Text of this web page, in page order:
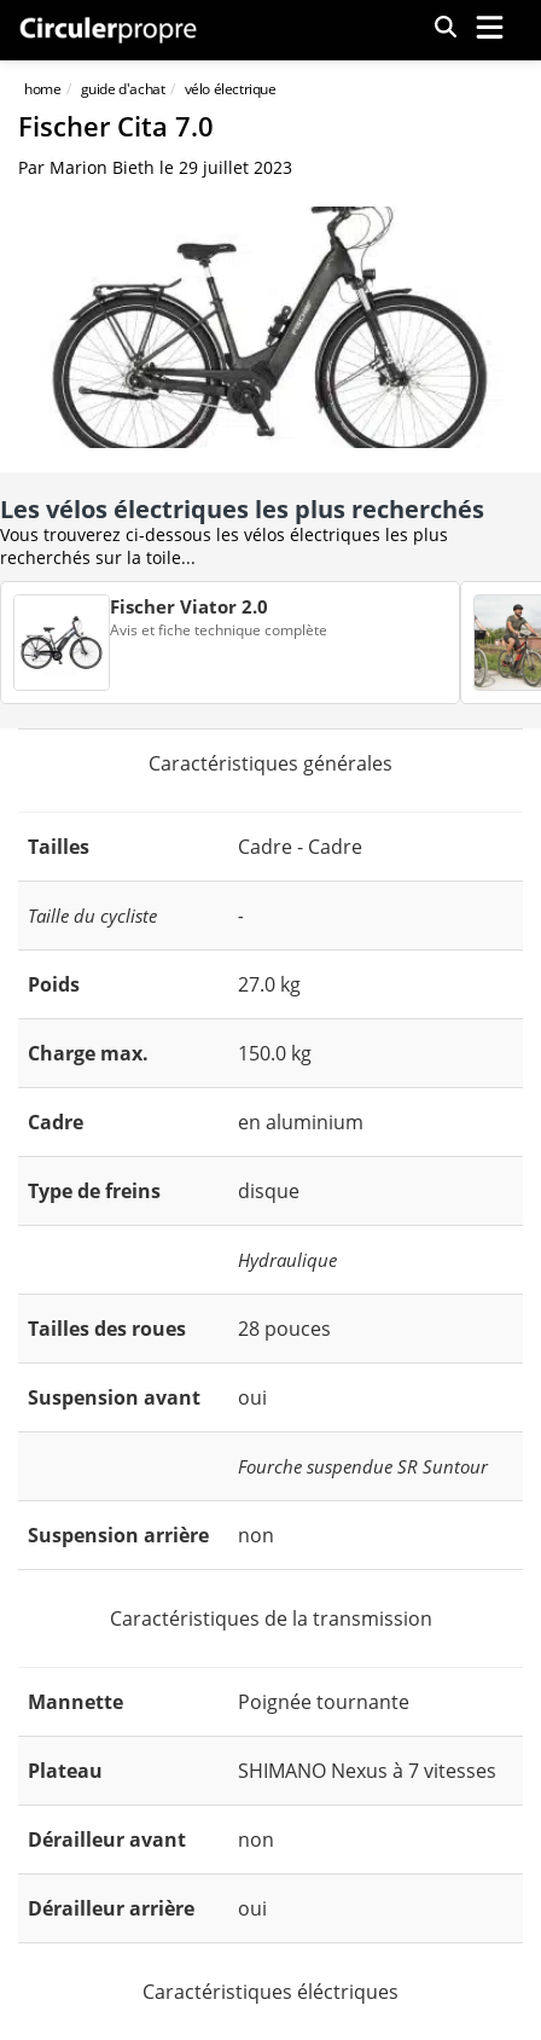
Menu
home guide d'achat vélo électrique
Fischer Cita 7.0
Par Marion Bieth le 29 juillet 2023
Les vélos électriques les plus recherchés
Vous trouverez ci-dessous les vélos électriques les plus
recherchés sur la toile...
Fischer Viator 2.0
Avis et fiche technique complète
Caractéristiques générales
Tailles Cadre - Cadre
Taille du cycliste -
Poids 27.0 kg
Charge max. 150.0 kg
Cadre en aluminium
Type de freins disque
Hydraulique
Tailles des roues 28 pouces
Suspension avant oui
Fourche suspendue SR Suntour
Suspension arrière non
Caractéristiques de la transmission
Mannette Poignée tournante
Plateau SHIMANO Nexus à 7 vitesses
Dérailleur avant non
Dérailleur arrière oui
Caractéristiques éléctriques